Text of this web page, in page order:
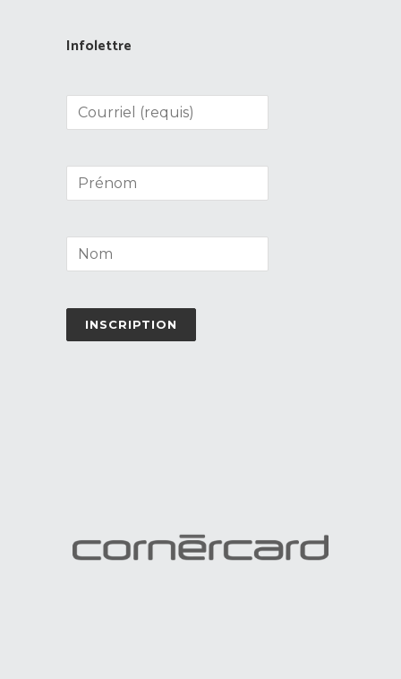
Infolettre